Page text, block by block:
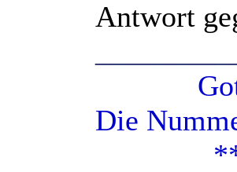
Antwort
Gott
Die